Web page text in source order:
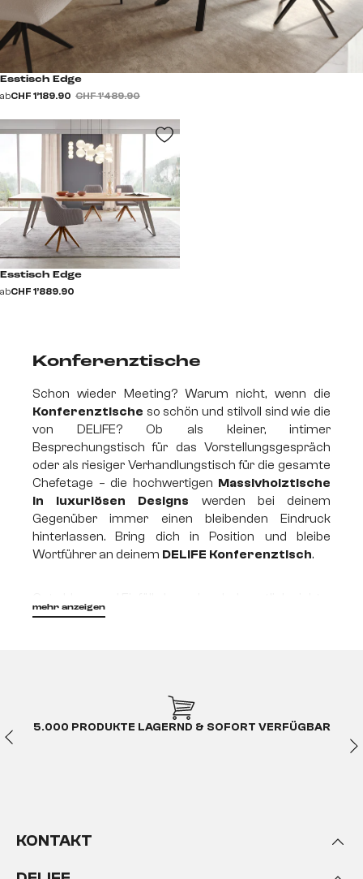
Esstisch Edge
abCHF 1’189.90 CHF 1’489.90
Esstisch Edge
abCHF 1’889.90
Konferenztische
Schon wieder Meeting? Warum nicht, wenn die
Konferenztische so schön und stilvoll sind wie die
von DELIFE? Ob als kleiner, intimer
Besprechungstisch für das Vorstellungsgespräch
oder als riesiger Verhandlungstisch für die gesamte
Chefetage – die hochwertigen Massivholztische
in luxuriösen Designs werden bei deinem
Gegenüber immer einen bleibenden Eindruck
hinterlassen. Bring dich in Position und bleibe
Wortführer an deinem DELIFE Konferenztisch.
nur Zeit, sondern auch ihren Platz. Doch keine Sorge:
Genug Platz für Kreativität
in den unterschiedlichsten Größen und
kleinen Besprechungs- als auch in großflächigen
mehr anzeigen
5.000 PRODUKTE LAGERND & SOFORT VERFÜGBAR
KONTAKT